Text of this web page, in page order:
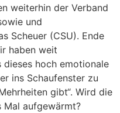
weiterhin der Verband
und
Scheuer (CSU). Ende
haben weit
dieses hoch emotionale
ins Schaufenster zu
gibt“. Wird die
Mal aufgewärmt?